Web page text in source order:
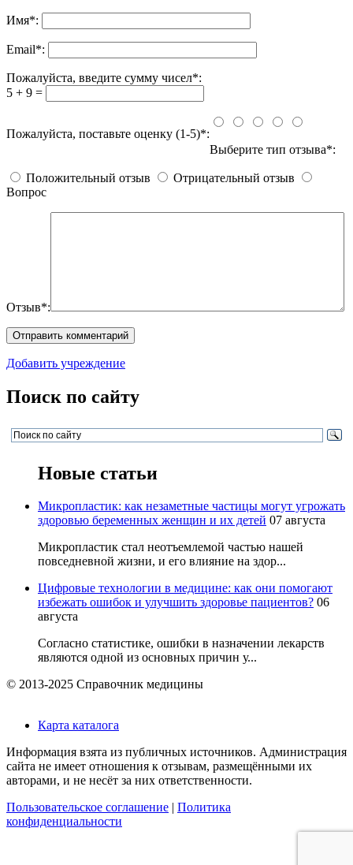
Имя*:
Email*:
Пожалуйста, введите сумму чисел*:
5 + 9 =
Пожалуйста, поставьте оценку (1-5)*:
Выберите тип отзыва*:
Положительный отзыв
Отрицательный отзыв
Вопрос
Отзыв*:
Добавить учреждение
Поиск по сайту
Новые статьи
Микропластик: как незаметные частицы могут угрожать
здоровью беременных женщин и их детей 07 августа
Микропластик стал неотъемлемой частью нашей
повседневной жизни, и его влияние на здор...
Цифровые технологии в медицине: как они помогают
избежать ошибок и улучшить здоровье пациентов? 06
августа
Согласно статистике, ошибки в назначении лекарств
являются одной из основных причин у...
© 2013-2025 Справочник медицины
Карта каталога
Информация взята из публичных источников. Администрация
сайта не имеет отношения к отзывам, размещёнными их
авторами, и не несёт за них ответственности.
Пользовательское соглашение
Политика
конфиденциальности